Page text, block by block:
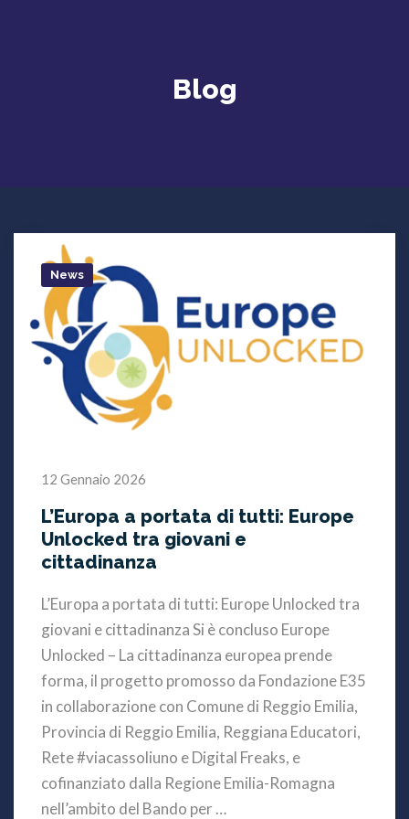
Blog
News
12 Gennaio 2026
L’Europa a portata di tutti: Europe
Unlocked tra giovani e
cittadinanza
L’Europa a portata di tutti: Europe Unlocked tra
giovani e cittadinanza Si è concluso Europe
Unlocked – La cittadinanza europea prende
forma, il progetto promosso da Fondazione E35
in collaborazione con Comune di Reggio Emilia,
Provincia di Reggio Emilia, Reggiana Educatori,
Rete #viacassoliuno e Digital Freaks, e
cofinanziato dalla Regione Emilia-Romagna
nell’ambito del Bando per …